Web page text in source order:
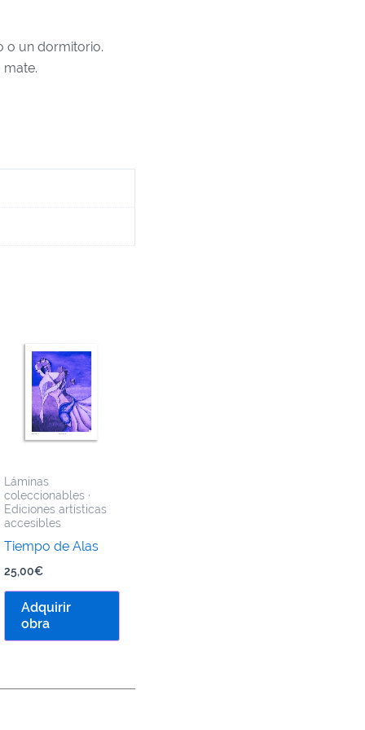
o un dormitorio.
Láminas
coleccionables ·
Ediciones artísticas
accesibles
Tiempo de Alas
25,00€
Adquirir
obra